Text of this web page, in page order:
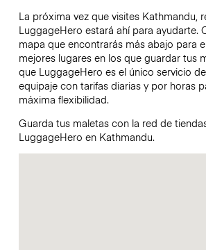
La próxima vez que visites Kathmandu,
LuggageHero estará ahí para ayudarte.
mapa que encontrarás más abajo para
mejores lugares en los que guardar tus
que LuggageHero es el único servicio
equipaje con tarifas diarias y por horas
máxima flexibilidad.
Guarda tus maletas con la red de
LuggageHero en Kathmandu.